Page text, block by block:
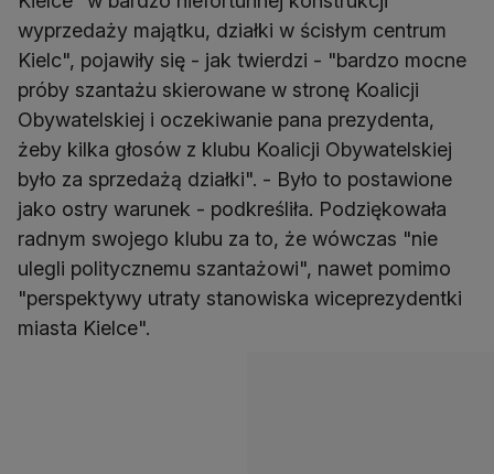
wyprzedaży majątku, działki w ścisłym centrum
Kielc", pojawiły się - jak twierdzi - "bardzo mocne
próby szantażu skierowane w stronę Koalicji
Obywatelskiej i oczekiwanie pana prezydenta,
żeby kilka głosów z klubu Koalicji Obywatelskiej
było za sprzedażą działki". - Było to postawione
jako ostry warunek - podkreśliła. Podziękowała
radnym swojego klubu za to, że wówczas "nie
ulegli politycznemu szantażowi", nawet pomimo
"perspektywy utraty stanowiska wiceprezydentki
miasta Kielce".